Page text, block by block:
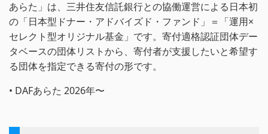
あらた」は、三井住友信託銀行との協働運営による日本初
の「日本型ドナー・アドバイズド・ファンド」＝「運用×
セレクト型オリジナル基金」です。寄付適格認証団体デー
タベースの団体リストから、寄付者が支援したいと希望す
る団体を指定できる寄付の形です。
• DAFあらた 2026年〜